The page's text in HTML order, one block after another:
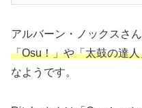
アルバーン・ノックスさ
「Osu！」や「太鼓の達
なようです。